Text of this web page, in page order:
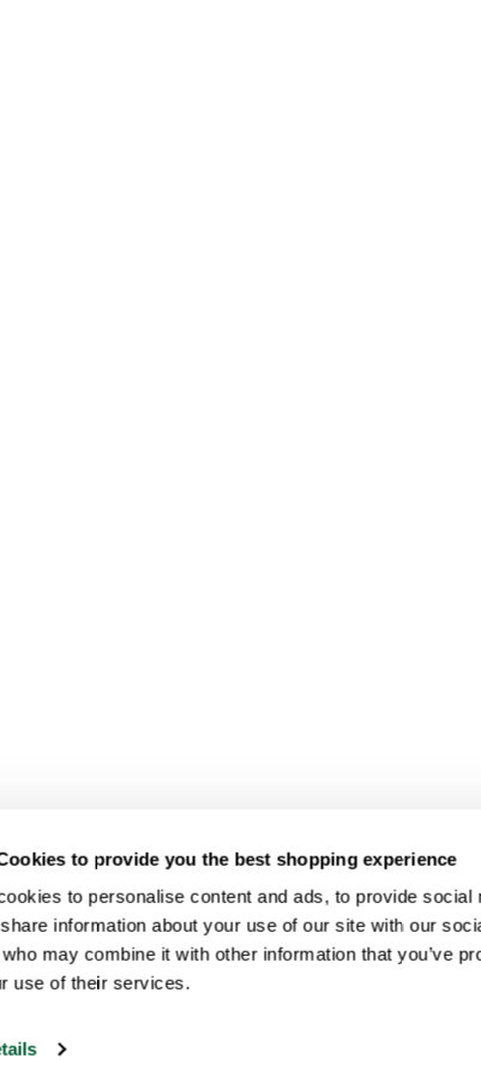
to provide you the best shopping experience
to personalise content and ads, to provide
information about your use of our site with our
may combine it with other information that you’ve
use of their services.